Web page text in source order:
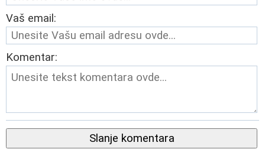
Vaš email:
Komentar:
Slanje komentara